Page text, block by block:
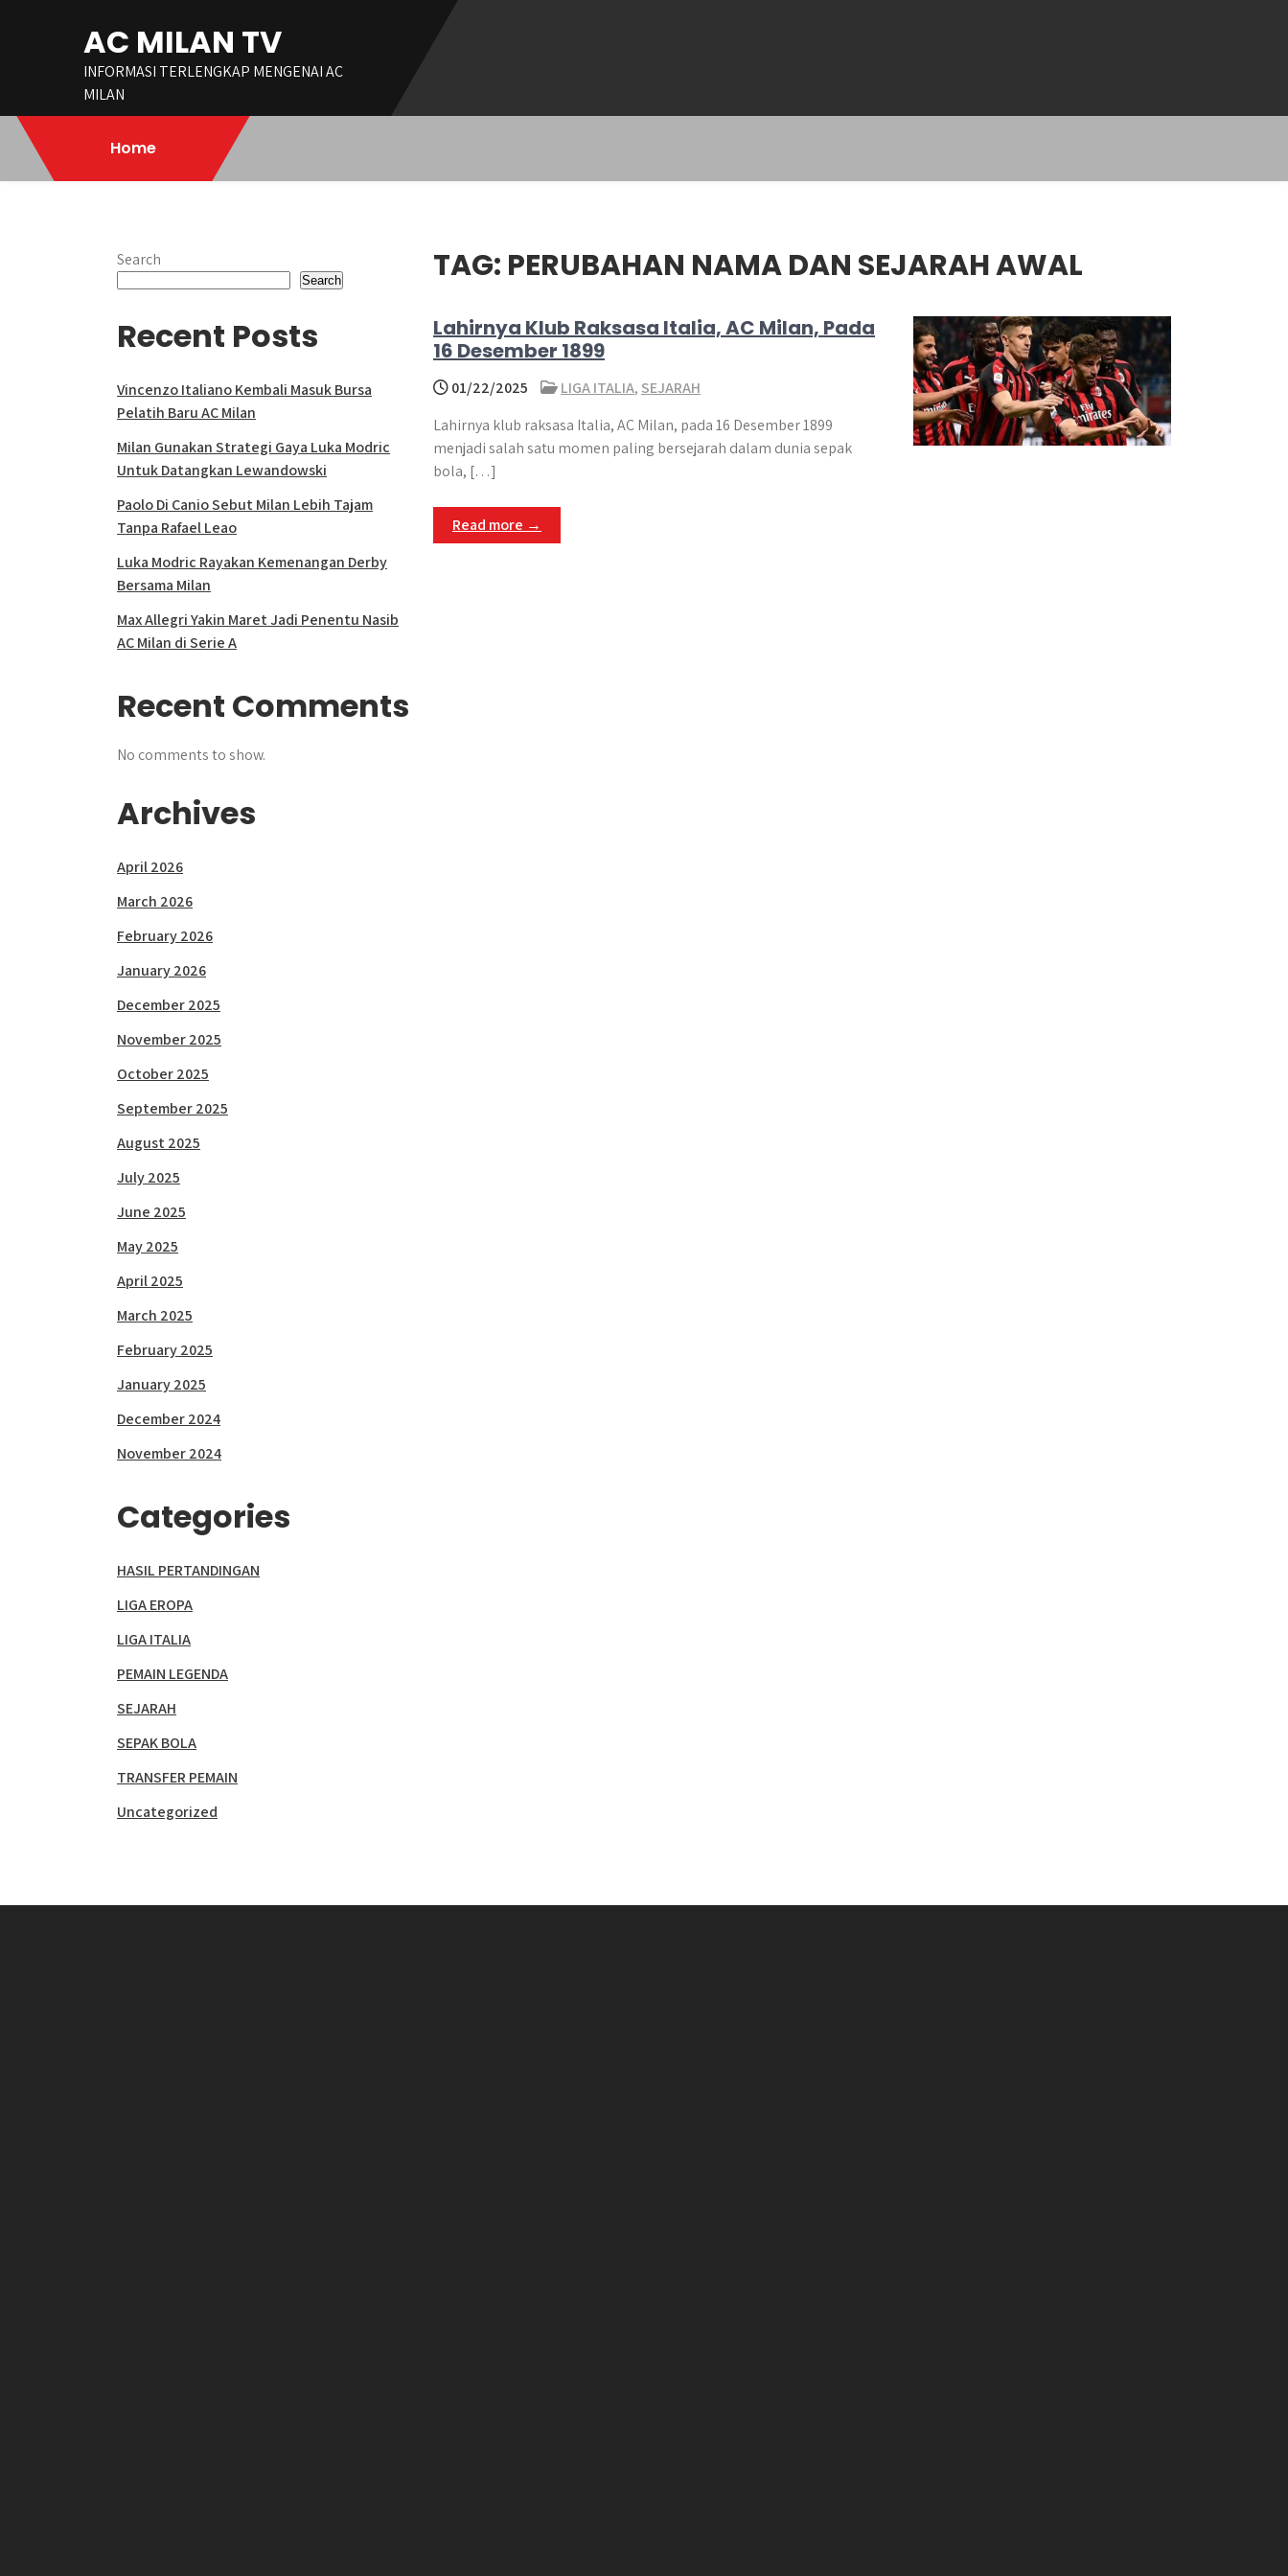
AC MILAN TV
INFORMASI TERLENGKAP MENGENAI AC
MILAN
Home
TAG: PERUBAHAN NAMA DAN SEJARAH AWAL
Lahirnya Klub Raksasa Italia, AC Milan, Pada
16 Desember 1899
01/22/2025 LIGA ITALIA, SEJARAH
​Lahirnya klub raksasa Italia, AC Milan, pada 16 Desember 1899
menjadi salah satu momen paling bersejarah dalam dunia sepak
bola, […]
Read more →
Search
Search
Recent Posts
Vincenzo Italiano Kembali Masuk Bursa
Pelatih Baru AC Milan
Milan Gunakan Strategi Gaya Luka Modric
Untuk Datangkan Lewandowski
Paolo Di Canio Sebut Milan Lebih Tajam
Tanpa Rafael Leao
Luka Modric Rayakan Kemenangan Derby
Bersama Milan
Max Allegri Yakin Maret Jadi Penentu Nasib
AC Milan di Serie A
Recent Comments
No comments to show.
Archives
April 2026
March 2026
February 2026
January 2026
December 2025
November 2025
October 2025
September 2025
August 2025
July 2025
June 2025
May 2025
April 2025
March 2025
February 2025
January 2025
December 2024
November 2024
Categories
HASIL PERTANDINGAN
LIGA EROPA
LIGA ITALIA
PEMAIN LEGENDA
SEJARAH
SEPAK BOLA
TRANSFER PEMAIN
Uncategorized